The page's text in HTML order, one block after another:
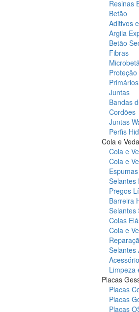
Resinas
Betão
Aditivos
Argila
Betão
Fibras
Primários
Juntas
Bandas
Cordões
Juntas
Perfis
Cola e
Cola e
Cola e
Espumas
Selantes
Pregos
Barreira
Selantes
Colas
Cola e
Selantes
Limpeza
Placas
Placas
Placas
Placas